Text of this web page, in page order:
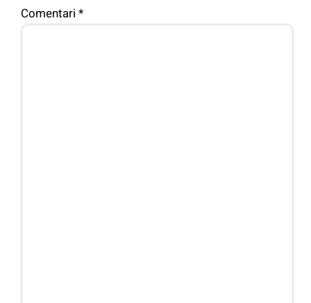
Comentari *